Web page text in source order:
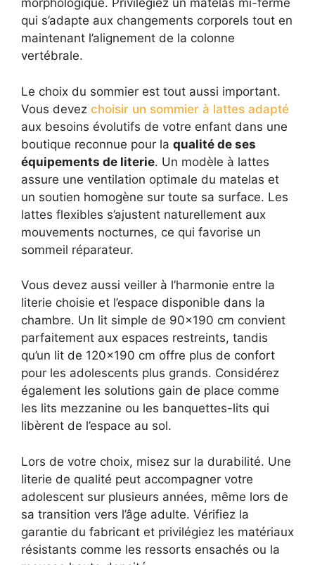
morphologique. Privilégiez un matelas mi-ferme
qui s’adapte aux changements corporels tout en
maintenant l’alignement de la colonne
vertébrale.
Le choix du sommier est tout aussi important.
Vous devez choisir un sommier à lattes adapté
aux besoins évolutifs de votre enfant dans une
boutique reconnue pour la qualité de ses
équipements de literie. Un modèle à lattes
assure une ventilation optimale du matelas et
un soutien homogène sur toute sa surface. Les
lattes flexibles s’ajustent naturellement aux
mouvements nocturnes, ce qui favorise un
sommeil réparateur.
Vous devez aussi veiller à l’harmonie entre la
literie choisie et l’espace disponible dans la
chambre. Un lit simple de 90×190 cm convient
parfaitement aux espaces restreints, tandis
qu’un lit de 120×190 cm offre plus de confort
pour les adolescents plus grands. Considérez
également les solutions gain de place comme
les lits mezzanine ou les banquettes-lits qui
libèrent de l’espace au sol.
Lors de votre choix, misez sur la durabilité. Une
literie de qualité peut accompagner votre
adolescent sur plusieurs années, même lors de
sa transition vers l’âge adulte. Vérifiez la
garantie du fabricant et privilégiez les matériaux
résistants comme les ressorts ensachés ou la